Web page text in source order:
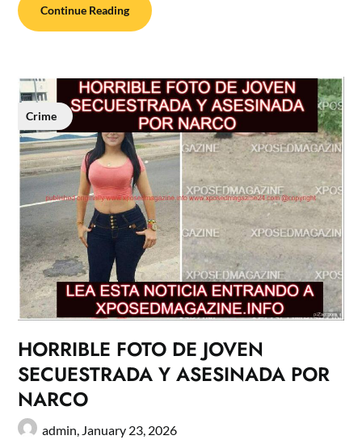
Continue Reading
Crime
HORRIBLE FOTO DE JOVEN
SECUESTRADA Y ASESINADA POR
NARCO
admin, January 23, 2026